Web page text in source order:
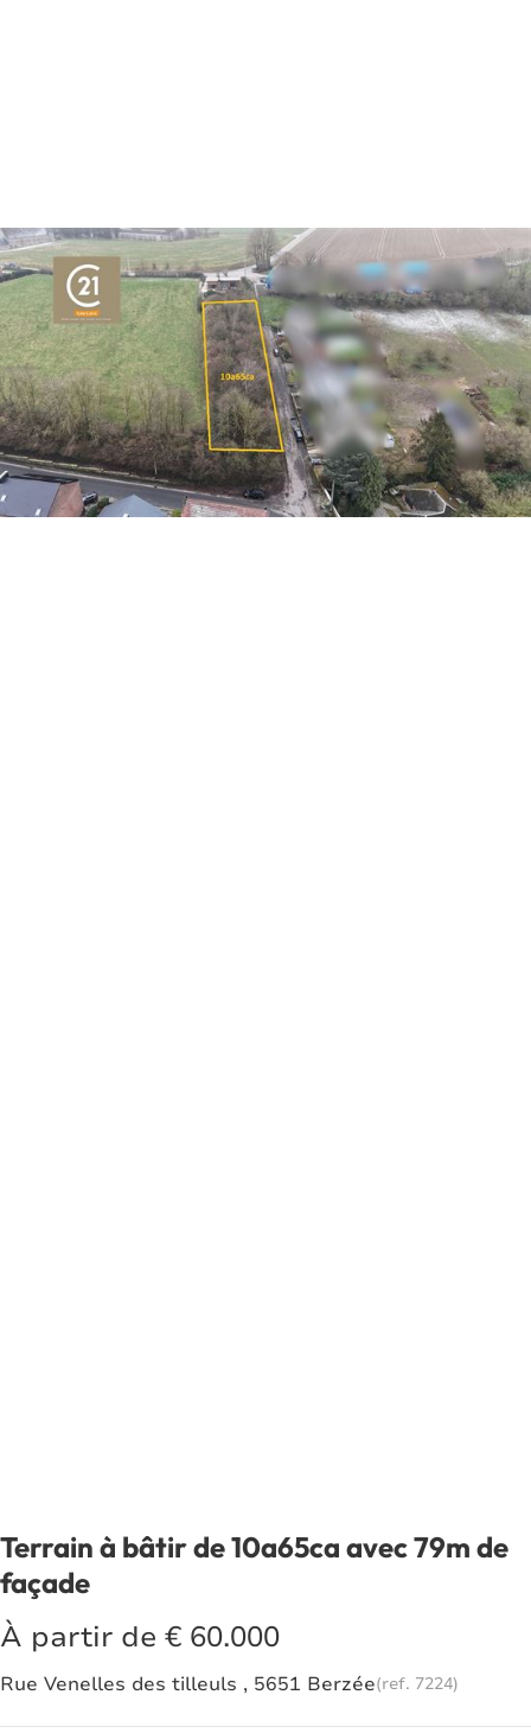
Terrain à bâtir de 10a65ca avec 79m de
façade
À partir de € 60.000
Rue Venelles des tilleuls , 5651 Berzée(ref. 7224)